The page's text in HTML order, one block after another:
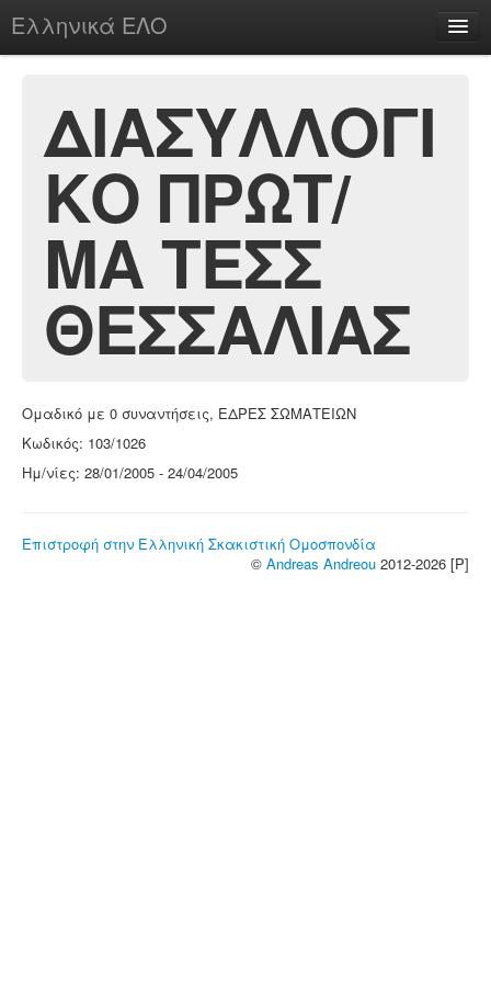
Ελληνικά ΕΛΟ
chesstu.be @ discord
Login
ΔΙΑΣΥΛΛΟΓΙ
ΚΟ ΠΡΩΤ/
ΜΑ ΤΕΣΣ
ΘΕΣΣΑΛΙΑΣ
Ομαδικό με 0 συναντήσεις, ΕΔΡΕΣ ΣΩΜΑΤΕΙΩΝ
Κωδικός: 103/1026
Ημ/νίες: 28/01/2005 - 24/04/2005
Επιστροφή στην Ελληνική Σκακιστική Ομοσπονδία
© Andreas Andreou 2012-2026 [P]